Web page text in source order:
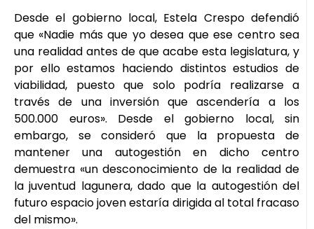
Desde el gobierno local, Estela Crespo defendió
que «Nadie más que yo desea que ese centro sea
una realidad antes de que acabe esta legislatura, y
por ello estamos haciendo distintos estudios de
viabilidad, puesto que solo podría realizarse a
través de una inversión que ascendería a los
500.000 euros». Desde el gobierno local, sin
embargo, se consideró que la propuesta de
mantener una autogestión en dicho centro
demuestra «un desconocimiento de la realidad de
la juventud lagunera, dado que la autogestión del
futuro espacio joven estaría dirigida al total fracaso
del mismo».